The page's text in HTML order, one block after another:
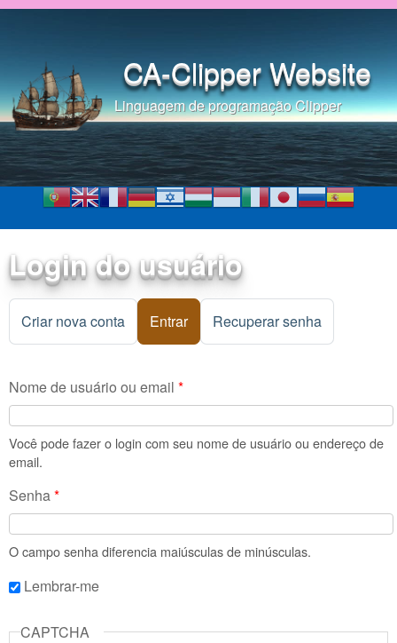
Pular para o conteúdo
CA-Clipper Website
Linguagem de programação Clipper
Login do usuário
Criar nova conta Entrar(aba ativa)
Recuperar senha
Nome de usuário ou email *
Você pode fazer o login com seu nome de usuário ou endereço de
email.
Senha*
O campo senha diferencia maiúsculas de minúsculas.
Lembrar-me
CAPTCHA